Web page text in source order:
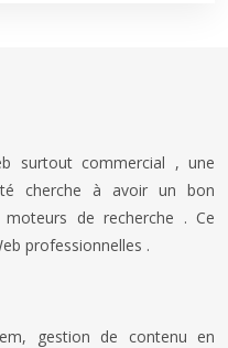
surtout commercial , une
cherche à avoir un bon
de recherche . Ce
professionnelles .
gestion de contenu en